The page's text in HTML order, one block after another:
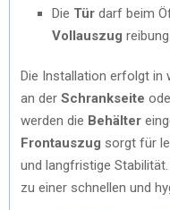
Die Tür darf beim
Vollauszug
Die Installation erfolgt in
an der Schrankseite
werden die Behälter
Frontauszug sorgt für
und langfristige
zu einer schnellen und